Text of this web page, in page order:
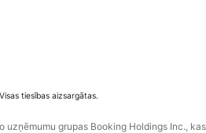
tiesības aizsargātas.
uzņēmumu grupas Booking Holdings Inc.,